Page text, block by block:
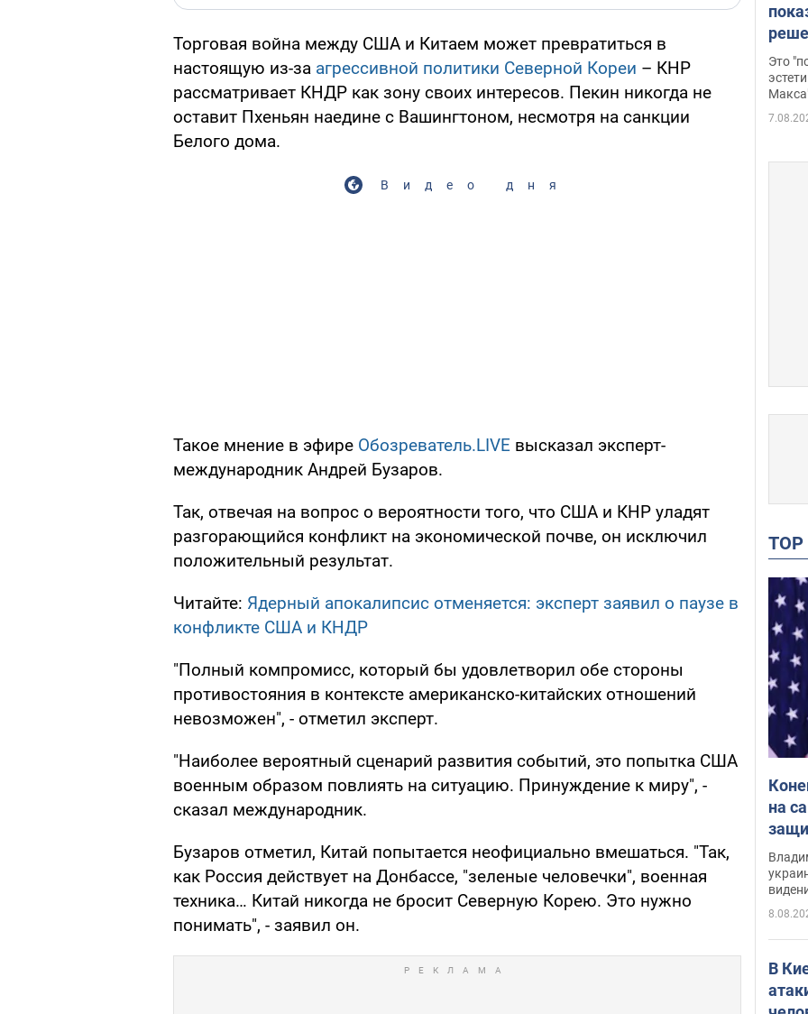
Торговая война между США и Китаем может превратиться в
настоящую из-за агрессивной политики Северной Кореи – КНР
рассматривает КНДР как зону своих интересов. Пекин никогда не
оставит Пхеньян наедине с Вашингтоном, несмотря на санкции
Белого дома.
Видео дня
Такое мнение в эфире Обозреватель.LIVE высказал эксперт-
международник Андрей Бузаров.
Так, отвечая на вопрос о вероятности того, что США и КНР уладят
разгорающийся конфликт на экономической почве, он исключил
положительный результат.
Читайте: Ядерный апокалипсис отменяется: эксперт заявил о паузе в
конфликте США и КНДР
"Полный компромисс, который бы удовлетворил обе стороны
противостояния в контексте американско-китайских отношений
невозможен", - отметил эксперт.
"Наиболее вероятный сценарий развития событий, это попытка США
военным образом повлиять на ситуацию. Принуждение к миру", -
сказал международник.
Бузаров отметил, Китай попытается неофициально вмешаться. "Так,
как Россия действует на Донбассе, "зеленые человечки", военная
техника… Китай никогда не бросит Северную Корею. Это нужно
понимать", - заявил он.
Это
на
В